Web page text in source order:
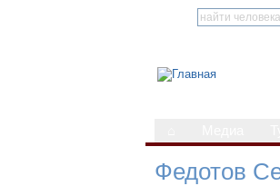
Федотов